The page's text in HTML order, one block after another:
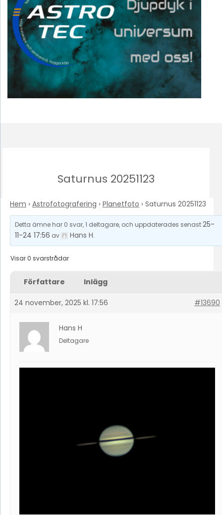
Saturnus 20251123
Hem › Astrofotografering › Planetfoto › Saturnus 20251123
Detta ämne har 0 svar, 1 deltagare, och uppdaterades senast25-
11-24 17:56 av Hans H.
Visar 0 svarstrådar
Författare Inlägg
24 november, 2025 kl. 17:56 #13690
Hans H
Deltagare